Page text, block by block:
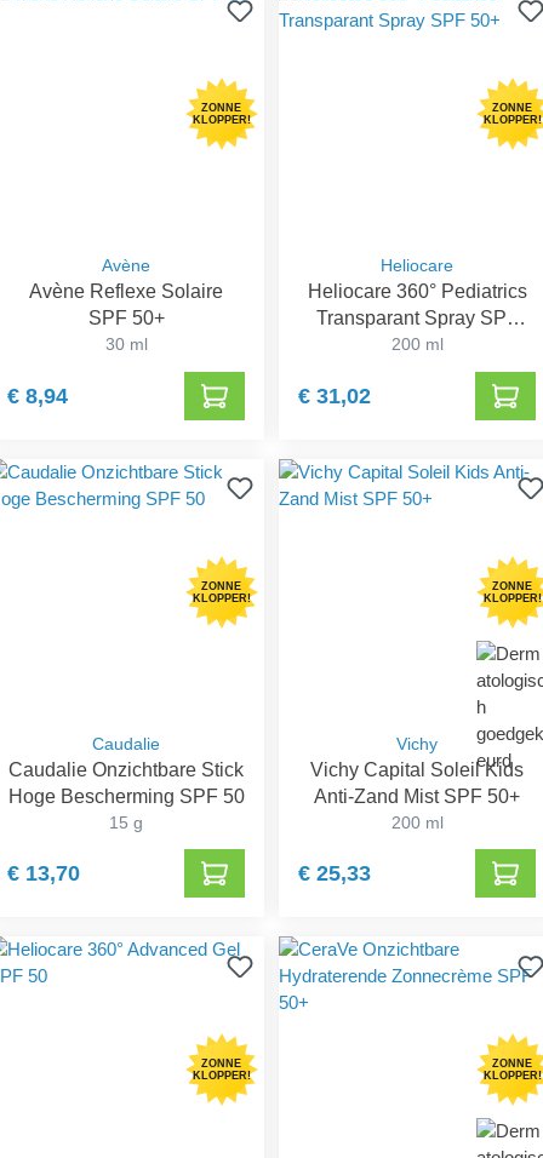
ZONNE
KLOPPER!
Avène
Avène Reflexe Solaire
SPF 50+
30 ml
€ 8,94
ZONNE
KLOPPER!
Heliocare
Heliocare 360° Pediatrics
Transparant Spray SPF
50+
200 ml
€ 31,02
ZONNE
KLOPPER!
Caudalie
Caudalie Onzichtbare Stick
Hoge Bescherming SPF 50
15 g
€ 13,70
ZONNE
KLOPPER!
Vichy
Vichy Capital Soleil Kids
Anti-Zand Mist SPF 50+
200 ml
€ 25,33
ZONNE
KLOPPER!
ZONNE
KLOPPER!